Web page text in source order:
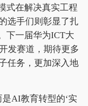
式在解决真实工程
选手们则彰显了扎
下一届华为ICT大
发赛道，期待更多
任务，更加深入地
AI教育转型的‘实